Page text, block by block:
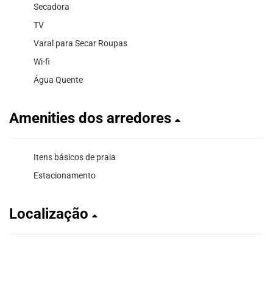
Secadora
TV
Varal para Secar Roupas
Wi-fi
Água Quente
Amenities dos arredores
Itens básicos de praia
Estacionamento
Localização